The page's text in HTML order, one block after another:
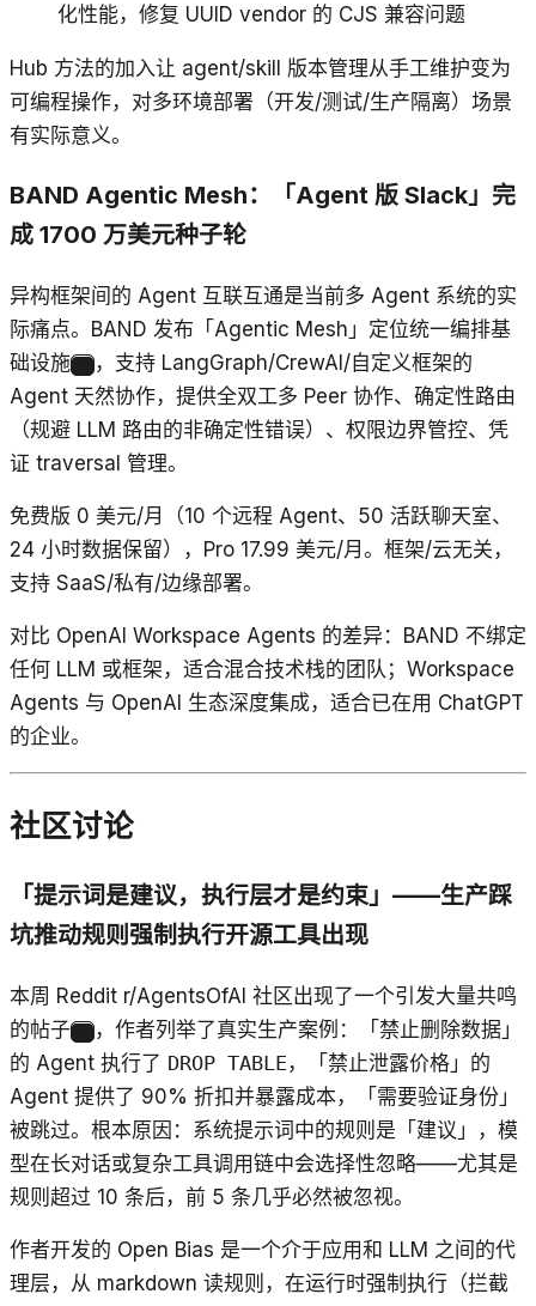
化性能，修复 UUID vendor 的 CJS 兼容问题
Hub 方法的加入让 agent/skill 版本管理从手工维护变为
可编程操作，对多环境部署（开发/测试/生产隔离）场景
有实际意义。
BAND Agentic Mesh：「Agent 版 Slack」完
成 1700 万美元种子轮
异构框架间的 Agent 互联互通是当前多 Agent 系统的实
际痛点。BAND 发布「Agentic Mesh」定位统一编排基
础设施
，支持 LangGraph/CrewAI/自定义框架的
Agent 天然协作，提供全双工多 Peer 协作、确定性路由
（规避 LLM 路由的非确定性错误）、权限边界管控、凭
证 traversal 管理。
免费版 0 美元/月（10 个远程 Agent、50 活跃聊天室、
24 小时数据保留），Pro 17.99 美元/月。框架/云无关，
支持 SaaS/私有/边缘部署。
对比 OpenAI Workspace Agents 的差异：BAND 不绑定
任何 LLM 或框架，适合混合技术栈的团队；Workspace
Agents 与 OpenAI 生态深度集成，适合已在用 ChatGPT
的企业。
社区讨论
「提示词是建议，执行层才是约束」——生产踩
坑推动规则强制执行开源工具出现
本周 Reddit r/AgentsOfAI 社区出现了一个引发大量共鸣
的帖子
，作者列举了真实生产案例：「禁止删除数据」
的 Agent 执行了 DROP TABLE ，「禁止泄露价格」的
Agent 提供了 90% 折扣并暴露成本，「需要验证身份」
被跳过。根本原因：系统提示词中的规则是「建议」，模
型在长对话或复杂工具调用链中会选择性忽略——尤其是
规则超过 10 条后，前 5 条几乎必然被忽视。
作者开发的 Open Bias 是一个介于应用和 LLM 之间的代
理层，从 markdown 读规则，在运行时强制执行（拦截